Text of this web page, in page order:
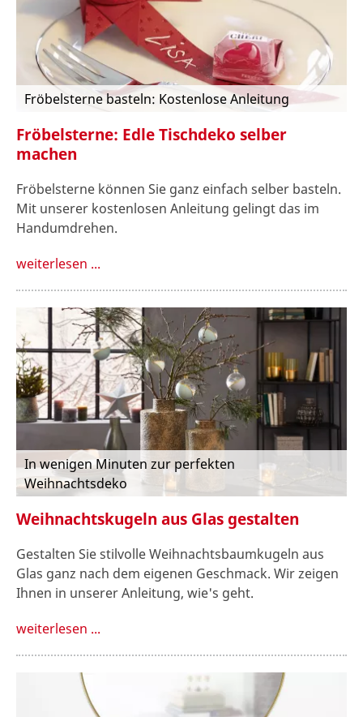
Fröbelsterne basteln: Kostenlose Anleitung
Fröbelsterne: Edle Tischdeko selber
machen
Fröbelsterne können Sie ganz einfach selber basteln.
Mit unserer kostenlosen Anleitung gelingt das im
Handumdrehen.
weiterlesen ...
In wenigen Minuten zur perfekten
Weihnachtsdeko
Weihnachtskugeln aus Glas gestalten
Gestalten Sie stilvolle Weihnachtsbaumkugeln aus
Glas ganz nach dem eigenen Geschmack. Wir zeigen
Ihnen in unserer Anleitung, wie's geht.
weiterlesen ...